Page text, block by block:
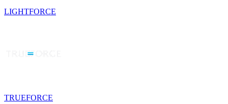
LIGHTFORCE
TRUEFORCE